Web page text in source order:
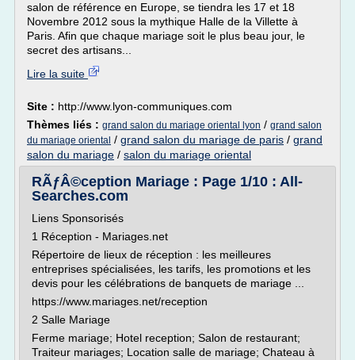
salon de référence en Europe, se tiendra les 17 et 18
Novembre 2012 sous la mythique Halle de la Villette à
Paris. Afin que chaque mariage soit le plus beau jour, le
secret des artisans...
Lire la suite
Site : http://www.lyon-communiques.com
Thèmes liés : grand salon du mariage oriental lyon / grand salon
du mariage oriental / grand salon du mariage de paris / grand
salon du mariage / salon du mariage oriental
RÃƒÂ©ception Mariage : Page 1/10 : All-
Searches.com
Liens Sponsorisés
1 Réception - Mariages.net
Répertoire de lieux de réception : les meilleures
entreprises spécialisées, les tarifs, les promotions et les
devis pour les célébrations de banquets de mariage ...
https://www.mariages.net/reception
2 Salle Mariage
Ferme mariage; Hotel reception; Salon de restaurant;
Traiteur mariages; Location salle de mariage; Chateau à